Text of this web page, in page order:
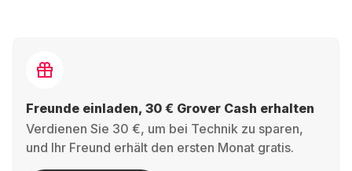
Freunde einladen, 30 € Grover Cash erhalten
Verdienen Sie 30 €, um bei Technik zu sparen,
und Ihr Freund erhält den ersten Monat gratis.